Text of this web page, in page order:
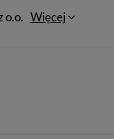
o.o. Więcej